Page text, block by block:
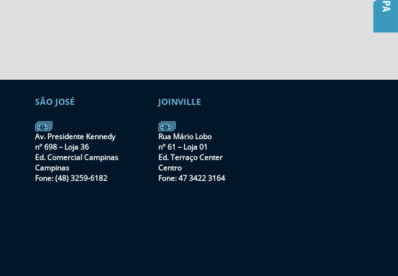
SÃO JOSÉ JOINVILLE
Av. Presidente Kennedy
nº 698 – Loja 36
Ed. Comercial Campinas
Campinas
Fone: (48) 3259-6182
Rua Mário Lobo
nº 61 – Loja 01
Ed. Terraço Center
Centro
Fone: 47 3422 3164